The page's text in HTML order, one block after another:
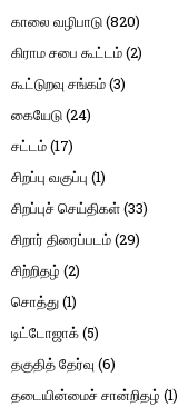
காலை வழிபாடு(820)
கிராம சபை கூட்டம்(2)
கூட்டுறவு சங்கம்(3)
கையேடு(24)
சட்டம்(17)
சிறப்பு வகுப்பு (1)
சிறப்புச் செய்திகள்(33)
சிறார் திரைப்படம்(29)
சிற்றிதழ் (2)
சொத்து(1)
டிட்டோஜாக்(5)
தகுதித் தேர்வு (6)
தடையின்மைச் சான்றிதழ் (1)